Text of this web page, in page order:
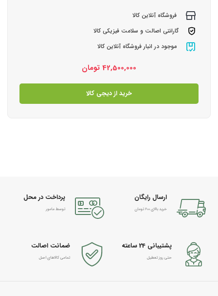
فروشگاه آنلاین کالا
گارانتی اصالت و سلامت فیزیکی کالا
موجود در انبار فروشگاه آنلاین کالا
42,500,000 تومان
خرید از دیجی کالا
ارسال رایگان
خرید بالای 600 تومان
پرداخت در محل
توسط مامور
پشتیبانی 24 ساعته
حتی روز تعطیل
ضمانت اصالت
تمامی کالاهای اصل